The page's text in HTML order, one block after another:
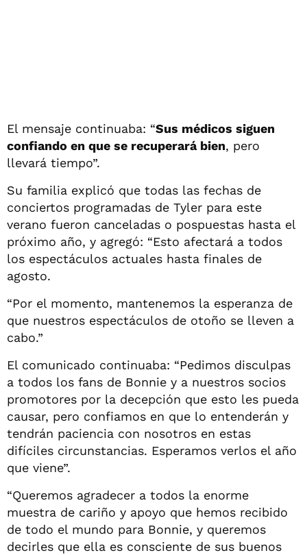
El mensaje continuaba: “Sus médicos siguen
confiando en que se recuperará bien, pero
llevará tiempo”.
Su familia explicó que todas las fechas de
conciertos programadas de Tyler para este
verano fueron canceladas o pospuestas hasta el
próximo año, y agregó: “Esto afectará a todos
los espectáculos actuales hasta finales de
agosto.
“Por el momento, mantenemos la esperanza de
que nuestros espectáculos de otoño se lleven a
cabo.”
El comunicado continuaba: “Pedimos disculpas
a todos los fans de Bonnie y a nuestros socios
promotores por la decepción que esto les pueda
causar, pero confiamos en que lo entenderán y
tendrán paciencia con nosotros en estas
difíciles circunstancias. Esperamos verlos el año
que viene”.
“Queremos agradecer a todos la enorme
muestra de cariño y apoyo que hemos recibido
de todo el mundo para Bonnie, y queremos
decirles que ella es consciente de sus buenos